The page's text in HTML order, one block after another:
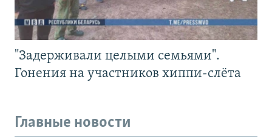
"Задерживали целыми семьями".
Гонения на участников хиппи-слёта
Главные новости